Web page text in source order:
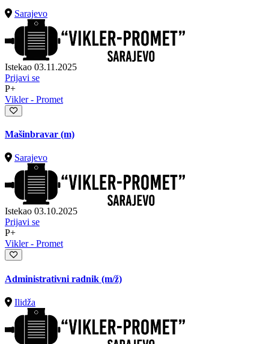
Sarajevo
Istekao 03.11.2025
Prijavi se
P+
Vikler - Promet
Mašinbravar (m)
Sarajevo
Istekao 03.10.2025
Prijavi se
P+
Vikler - Promet
Administrativni radnik (m/ž)
Ilidža